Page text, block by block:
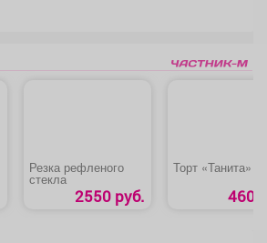
Резка рефленого
стекла
2550 руб.
Торт «Танита»
460